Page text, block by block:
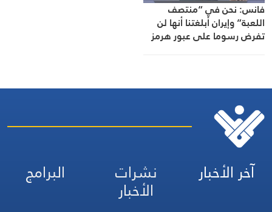
فانس: نحن في “منتصف
اللعبة” وإيران أبلغتنا أنها لن
تفرض رسوما على عبور هرمز
آخر الأخبار نشرات
الأخبار
البرامج